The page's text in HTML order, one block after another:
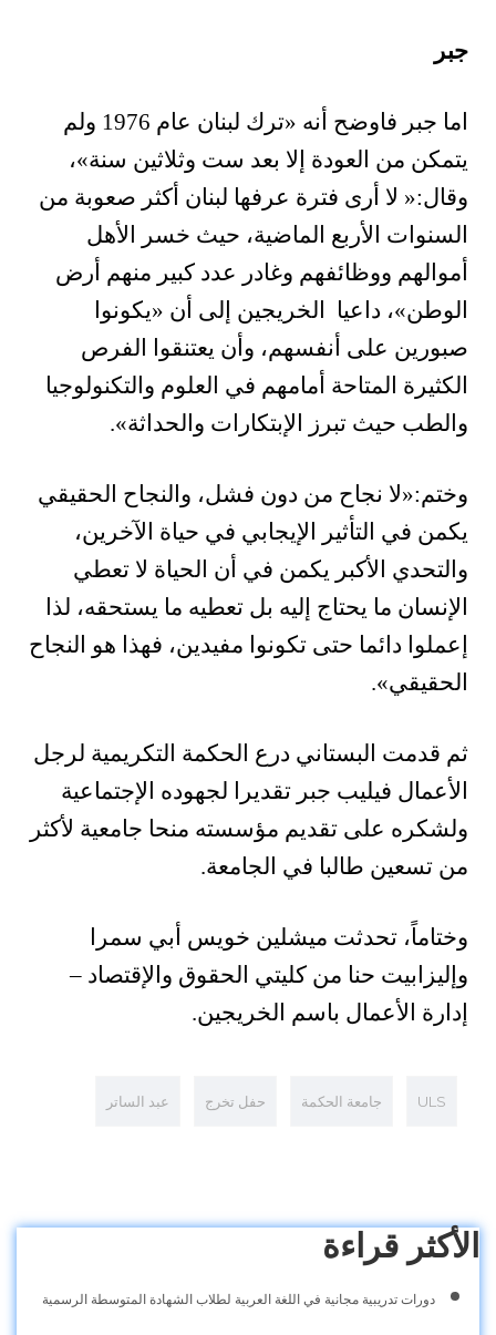
جبر
اما جبر فاوضح أنه «ترك لبنان عام 1976 ولم
يتمكن من العودة إلا بعد ست وثلاثين سنة»،
وقال:« لا أرى فترة عرفها لبنان أكثر صعوبة من
السنوات الأربع الماضية، حيث خسر الأهل
أموالهم ووظائفهم وغادر عدد كبير منهم أرض
الوطن»، داعيا الخريجين إلى أن «يكونوا
صبورين على أنفسهم، وأن يعتنقوا الفرص
الكثيرة المتاحة أمامهم في العلوم والتكنولوجيا
والطب حيث تبرز الإبتكارات والحداثة».
وختم:«لا نجاح من دون فشل، والنجاح الحقيقي
يكمن في التأثير الإيجابي في حياة الآخرين،
والتحدي الأكبر يكمن في أن الحياة لا تعطي
الإنسان ما يحتاج إليه بل تعطيه ما يستحقه، لذا
إعملوا دائما حتى تكونوا مفيدين، فهذا هو النجاح
الحقيقي».
ثم قدمت البستاني درع الحكمة التكريمية لرجل
الأعمال فيليب جبر تقديرا لجهوده الإجتماعية
ولشكره على تقديم مؤسسته منحا جامعية لأكثر
من تسعين طالبا في الجامعة.
وختاماً، تحدثت ميشلين خويس أبي سمرا
وإليزابيت حنا من كليتي الحقوق والإقتصاد –
إدارة الأعمال باسم الخريجين.
ULS جامعة الحكمة حفل تخرج عبد الساتر
الأكثر قراءة
دورات تدريبية مجانية في اللغة العربية لطلاب الشهادة المتوسطة الرسمية